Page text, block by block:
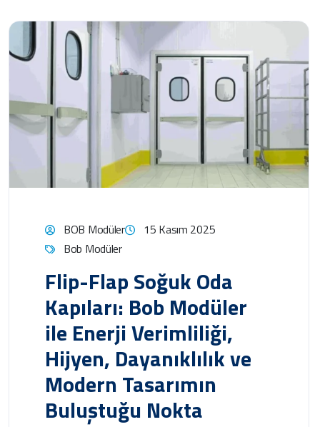
BOB Modüler
15 Kasım 2025
Bob Modüler
Flip-Flap Soğuk Oda
Kapıları: Bob Modüler
ile Enerji Verimliliği,
Hijyen, Dayanıklılık ve
Modern Tasarımın
Buluştuğu Nokta